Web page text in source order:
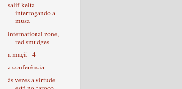
salif keita
interrogando a
musa
international zone,
red smudges
a maçã - 4
a conferência
às vezes a virtude